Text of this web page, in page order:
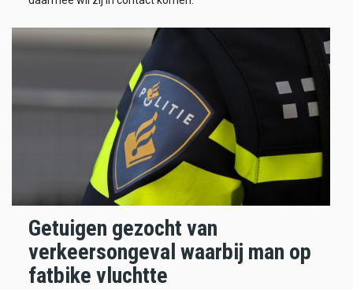
Getuigen gezocht van
verkeersongeval waarbij man op
fatbike vluchtte